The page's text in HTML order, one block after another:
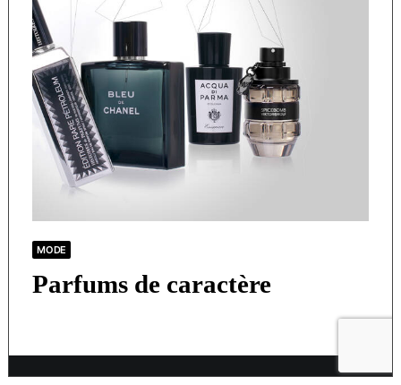
MODE
Parfums de caractère